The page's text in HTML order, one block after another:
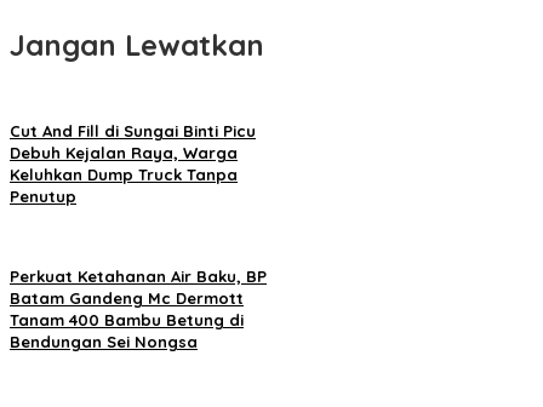
Jangan Lewatkan
Cut And Fill di Sungai Binti Picu
Debuh Kejalan Raya, Warga
Keluhkan Dump Truck Tanpa
Penutup
Perkuat Ketahanan Air Baku, BP
Batam Gandeng Mc Dermott
Tanam 400 Bambu Betung di
Bendungan Sei Nongsa